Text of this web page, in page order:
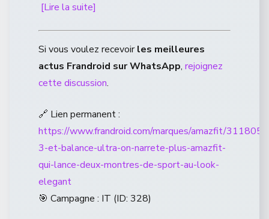
[Lire la suite]
Si vous voulez recevoirles meilleures
actus Frandroid sur WhatsApp, rejoignez
cette discussion.
🔗 Lien permanent :
https://www.frandroid.com/marques/amazfit/
3-et-balance-ultra-on-narrete-plus-amazfit-
qui-lance-deux-montres-de-sport-au-look-
elegant
🎯 Campagne : IT (ID: 328)